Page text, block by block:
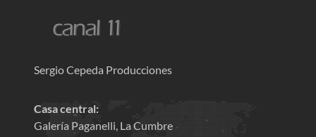
Sergio Cepeda Producciones
Casa central:
Galería Paganelli, La Cumbre